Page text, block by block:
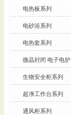
电热板系列
电砂浴系列
电热套系列
微晶封闭 电子电炉
生物安全柜系列
超净工作台系列
通风柜系列